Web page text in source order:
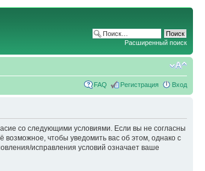
Расширенный поиск
FAQ Регистрация Вход
со следующими условиями. Если вы не согласны
чтобы уведомить вас об этом, однако с
исправления условий означает ваше